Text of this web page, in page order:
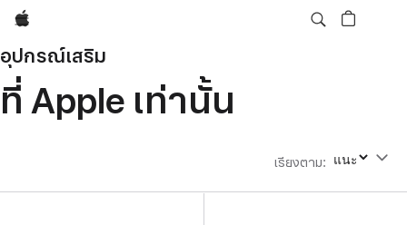
Apple
อุปกรณ์เสริม
ที่ Apple เท่านั้น
เรียงตาม: เรียงตาม